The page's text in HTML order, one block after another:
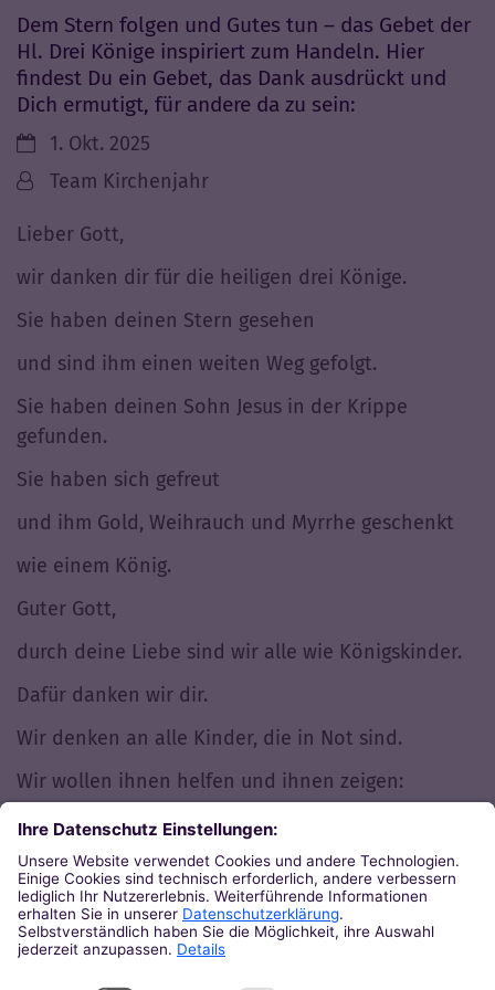
Dem Stern folgen und Gutes tun – das Gebet der
Hl. Drei Könige inspiriert zum Handeln. Hier
findest Du ein Gebet, das Dank ausdrückt und
Dich ermutigt, für andere da zu sein:
Datum:1. Okt. 2025
Von:Team Kirchenjahr
Lieber Gott,
wir danken dir für die heiligen drei Könige.
Sie haben deinen Stern gesehen
und sind ihm einen weiten Weg gefolgt.
Sie haben deinen Sohn Jesus in der Krippe
gefunden.
Sie haben sich gefreut
und ihm Gold, Weihrauch und Myrrhe geschenkt
wie einem König.
Guter Gott,
durch deine Liebe sind wir alle wie Königskinder.
Dafür danken wir dir.
Wir denken an alle Kinder, die in Not sind.
Wir wollen ihnen helfen und ihnen zeigen:
Auch ihr seid wertvoll und habt ein gutes Leben
verdient.
Hilf uns dabei.
Amen.
(c) Lucia Traut